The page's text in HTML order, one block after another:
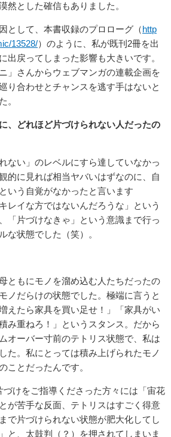
然とした確信もありました。
として、本書収録のプロローグ（http
13528/）のように、私が既刊2冊を出
出戻ってしまった影響も大きいです。
」さんからウェブマンガの連載企画を
り合わせとチャンスを逃す手はないと
。
どれほど片づけられない人だったの
ない」のレベルにすら達していなかっ
的に見れば相当ヤバいはずなのに、自
いう自覚がなかったと言います
イな方ではないんだろうな」という
「片づけなきゃ」という意識まで行っ
な状態でした（笑）。
ともにモノを溜め込む人たちだったの
ノだらけの状態でした。極端に言うと
えたら家具を買い足せ！」「家具がい
み重ねろ！」というスタンス。だから
オーバー寸前のテトリス状態で、私は
た。私にとっては積み上げられたモノ
ことだったんです。
けをご指導くださった方々には「宙花
が苦手な反面、テトリスはすごく得意
で片づけられない状態が肥大化してし
と、太鼓判（？）を押されてしまいま